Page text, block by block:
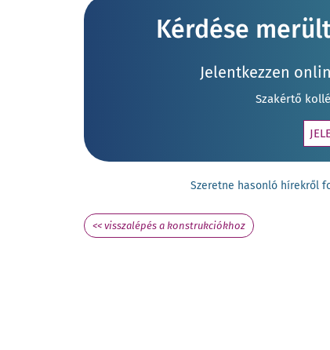
Kérdése
Jelentkezzen
Szakértő
Szeretne hasonló hírekről
<< visszalépés a konstrukciókhoz